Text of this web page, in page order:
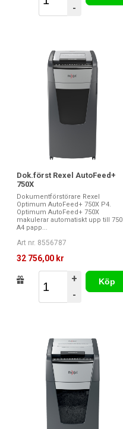
-
Dok.först Rexel AutoFeed+
750X
Dokumentförstörare Rexel
Optimum AutoFeed+ 750X P4.
Optimum AutoFeed+ 750X
makulerar automatiskt upp till 750
A4 papp...
Art nr. 8556787
32 756,00 kr
+
-
Köp